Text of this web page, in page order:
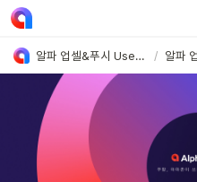
알파 업셀&푸시 User Guide /